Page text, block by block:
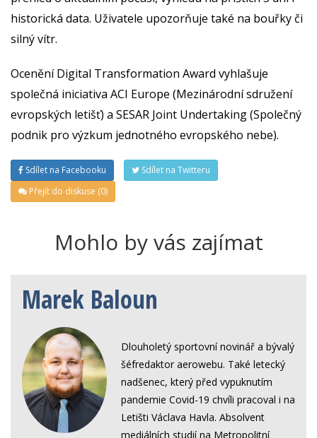
historická data. Uživatele upozorňuje také na bouřky či
silný vítr.
Ocenění Digital Transformation Award vyhlašuje
společná iniciativa ACI Europe (Mezinárodní sdružení
evropských letišť) a SESAR Joint Undertaking (Společný
podnik pro výzkum jednotného evropského nebe).
Sdílet na Facebooku
Sdílet na Twitteru
Přejít do diskuse (0)
Mohlo by vás zajímat
Marek Baloun
Dlouholetý sportovní novinář a bývalý
šéfredaktor aerowebu. Také letecký
nadšenec, který před vypuknutím
pandemie Covid-19 chvíli pracoval i na
Letišti Václava Havla. Absolvent
mediálních studií na Metropolitní